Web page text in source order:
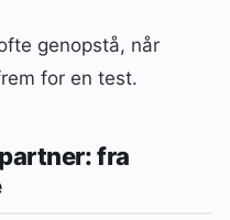
genopstå, når
for en test.
fra